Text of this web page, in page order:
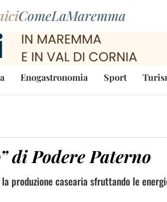
ComeLaMaremma
Enogastronomia Sport
di Podere Paterno
produzione casearia sfruttando le